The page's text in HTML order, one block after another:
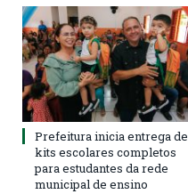
Prefeitura inicia entrega de
kits escolares completos
para estudantes da rede
municipal de ensino